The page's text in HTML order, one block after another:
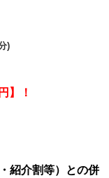
)
】！
紹介割等）との併